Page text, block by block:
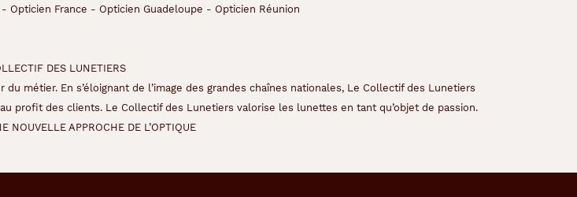
- Opticien France - Opticien Guadeloupe - Opticien Réunion
DES LUNETIERS
métier. En s’éloignant de l’image des grandes chaînes nationales, Le Collectif des Lunetiers
profit des clients. Le Collectif des Lunetiers valorise les lunettes en tant qu’objet de passion.
NOUVELLE APPROCHE DE L’OPTIQUE